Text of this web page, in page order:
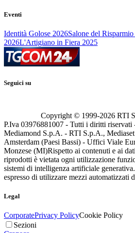
Eventi
Identità Golose 2026Salone del
2026L'Artigiano in Fiera 2025
Seguici su
Copyright © 1999-2026 RTI
P.Iva 03976881007 - Tutti i diritti riservati
Mediamond S.p.A. - RTI S.p.A.,
Amsterdam (Paesi Bassi) - Uffici Viale
Monzese (MI)Rispetto ai contenuti e ai
riprodotti è vietata ogni utilizzazione
sistemi di intelligenza artificiale
espresso di utilizzare mezzi automatizzati
Legal
CorporatePrivacy PolicyCookie Policy
Sezioni